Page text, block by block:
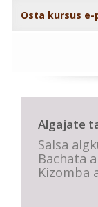
Osta kursus e-
Algajate
Salsa
Bachata
Kizomba